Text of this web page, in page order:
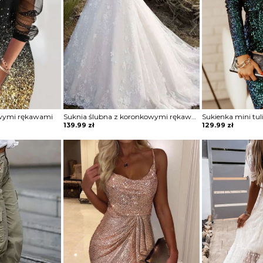
rękawami Suknia ślubna z koronkowymi rękawami
139.99 zł 129.99 zł